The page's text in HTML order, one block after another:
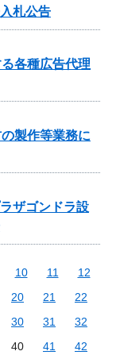
札公告
各種広告代理
製作等業務に
ザゴンドラ設
10 11
12
20 21
22
30 31
32
40 41
42